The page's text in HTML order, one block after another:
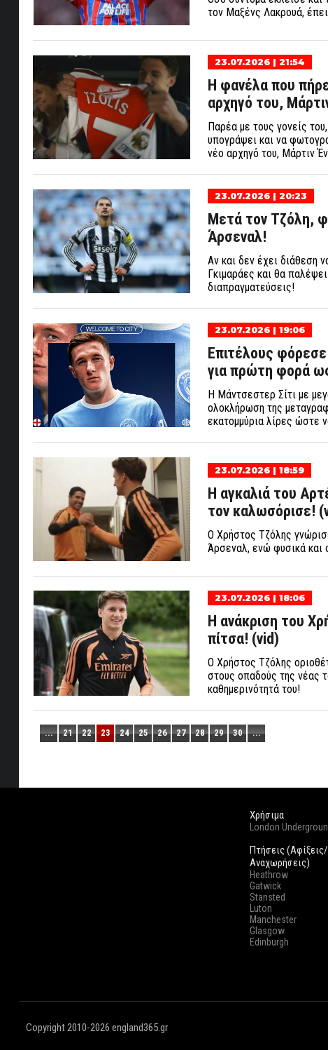
τον Μαξένς Λακρουά,
23.07.2026 | 21:54
Η φανέλα που
αρχηγό του,
Παρέα με τους γονείς
υπογράψει και να
νέο αρχηγό του, Μάρτιν
23.07.2026 | 20:23
Μετά τον Τζόλη,
Άρσεναλ!
Αν και δεν έχει διάθεση
Γκιμαράες και θα
διαπραγματεύσεις!
23.07.2026 | 19:06
Επιτέλους
για πρώτη φορά
Η Μάντσεστερ Σίτι με
ολοκλήρωση της
εκατομμύρια λίρες ώστε
23.07.2026 | 18:59
H αγκαλιά του
τον καλωσόρισε!
Ο Χρήστος Τζόλης
Άρσεναλ, ενώ φυσικά και
23.07.2026 | 18:06
Η ανάκριση του
πίτσα! (vid)
Ο Χρήστος Τζόλης
στους οπαδούς της νέας
καθημερινότητά του!
... 21 22 23 24 25 26 27 28 29 30 ...
Χρήσιμα
London
Πτήσεις (Αφίξεις/
Αναχωρήσεις)
Heathrow
Gatwick
Stansted
Luton
Manchester
Glasgow
Edinburgh
Copyright 2010-2026 england365.gr